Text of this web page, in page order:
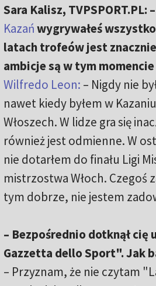
Sara Kalisz, TVPSPORT.PL:
Kazańwygrywałeś
latach trofeów jest
ambicje są w tym
Wilfredo Leon: – Nigdy nie
nawet kiedy byłem w
Włoszech. W lidze gra się
również jest odmienne. W
nie dotarłem do finału Ligi
mistrzostwa Włoch. Czegoś
tym dobrze, nie jestem
– Bezpośrednio dotknął cię
Gazzetta dello Sport". Jak
– Przyznam, że nie czytam